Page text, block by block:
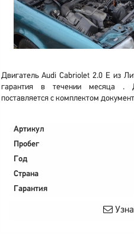
Двигатель Audi Cabriolet 2.0 E из
гарантия в течении месяца .
поставляется с комплектом
Артикул
Пробег
Год
Страна
Гарантия